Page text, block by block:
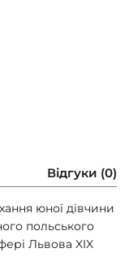
Відгуки (0)
юної дівчини
польського
Львова XIX